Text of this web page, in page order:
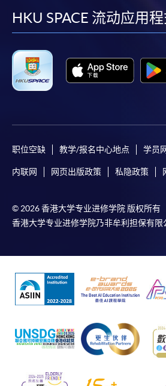
facebook
HKU SPACE 流动应用
职位空缺 教学/报名中心地点 学员
内联网 网页出版政策 私隐政策
© 2026 香港大学专业进修学院 版权所有
香港大学专业进修学院乃非牟利担保有限